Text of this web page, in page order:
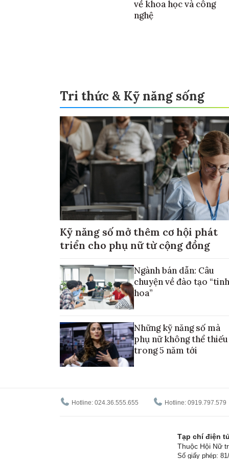
về khoa học và công
nghệ
Tri thức & Kỹ năng sống
Kỹ năng số mở thêm cơ hội phát
triển cho phụ nữ từ cộng đồng
Ngành bán dẫn: Câu
chuyện về đào tạo “tinh
hoa”
Những kỹ năng số mà
phụ nữ không thể thiếu
trong 5 năm tới
Hotline: 024.36.555.655 Hotline: 0919.797.579
Tạp chí điện
Thuộc Hội Nữ
Số giấy phép: